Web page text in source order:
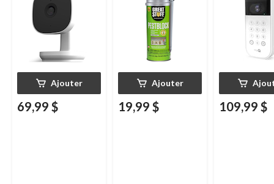
aux intempéries
Ajouter
69,99 $
intérieur/extérieur, 12
Ajouter
19,99 $
aux
109,99 $